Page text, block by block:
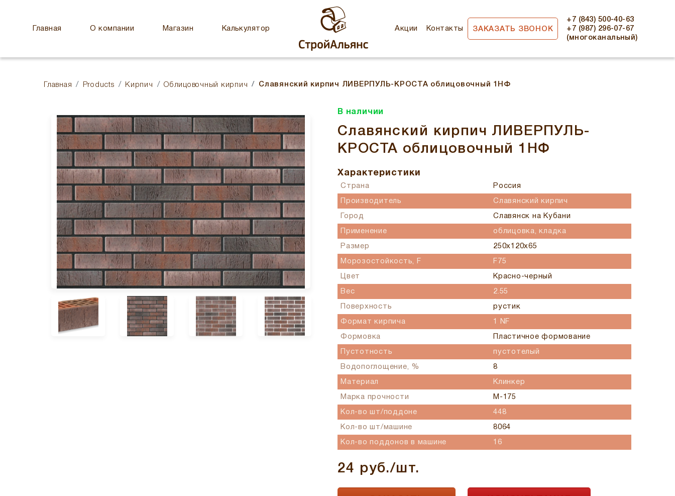
Главная О компании Магазин Калькулятор Акции Контакты ЗАКАЗАТЬ ЗВОНОК
+7 (843) 500-40-63
+7 (987) 296-07-67
(многоканальный)
Главная Products Кирпич Облицовочный кирпич Славянский кирпич ЛИВЕРПУЛЬ-КРОСТА облицовочный 1НФ
В наличии
Славянский кирпич ЛИВЕРПУЛЬ-
КРОСТА облицовочный 1НФ
Характеристики
Страна Россия
Производитель Славянский кирпич
Город Славянск на Кубани
Применение облицовка, кладка
Размер 250х120х65
Морозостойкость, F F75
Цвет Красно-черный
Вес 2.55
Поверхность рустик
Формат кирпича 1 NF
Формовка Пластичное формование
Пустотность пустотелый
Водопоглощение, % 8
Материал Клинкер
Марка прочности М-175
Кол-во шт/поддоне 448
Кол-во шт/машине 8064
Кол-во поддонов в машине 16
24 руб./шт.